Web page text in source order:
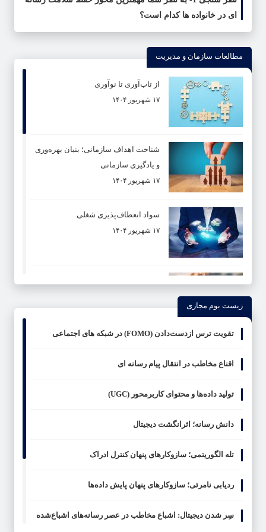
ای در خانواده ها کدام است؟
مطالعات سازمان و مدیریت
از تاب‌آوری تا نوآوری
۱۷ شهریور ۱۴۰۴
شناخت اهداف سازمانی؛ بنیان بهره‌وری
و یادگیری سازمانی
۱۷ شهریور ۱۴۰۴
سواد انعطاف‌پذیری شغلی
۱۷ شهریور ۱۴۰۴
در سازمان
۲۷ فروردین ۱۴۰۴
۲۷ فروردین ۱۴۰۴
زيست بوم مجازی
تقویت ترس ازدست‌دادن (FOMO) در شبکه های اجتماعی
اقناع مخاطب در انتقال پیام رسانه ای
تولید داده‌ها و محتوای کاربرمحور (UGC)
دانش رسانه؛ اثرانگشت دیجیتال
تله الگوریتمی؛ سازوکارهای پنهان کنترل ادراک
ردیابی نامرئی؛ سازوکارهای پنهان پایش داده‌ها
سِر شدن دیجیتال: اشباع مخاطب در عصر رسانه‌های اشباع‌شده